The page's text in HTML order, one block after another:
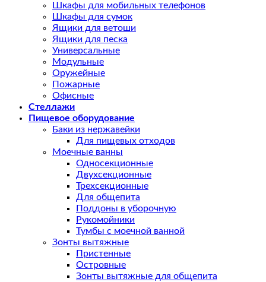
Шкафы для мобильных телефонов
Шкафы для сумок
Ящики для ветоши
Ящики для песка
Универсальные
Модульные
Оружейные
Пожарные
Офисные
Стеллажи
Пищевое оборудование
Баки из нержавейки
Для пищевых отходов
Моечные ванны
Односекционные
Двухсекционные
Трехсекционные
Для общепита
Поддоны в уборочную
Рукомойники
Тумбы с моечной ванной
Зонты вытяжные
Пристенные
Островные
Зонты вытяжные для общепита